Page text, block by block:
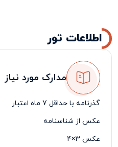
اطلاعات تور
مدارک مورد نیاز
گذرنامه با حداقل 7 ماه اعتبار
عکس از شناسنامه
عکس 3×4